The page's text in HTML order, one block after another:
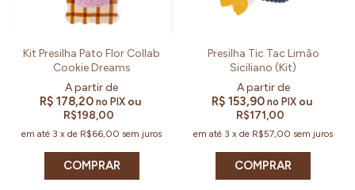
Kit Presilha Pato Flor Collab
Cookie Dreams
R$ 178,20no PIX ou
R$198,00
em até 3 xde R$66,00 sem juros
COMPRAR
Presilha Tic Tac Limão
Siciliano (Kit)
R$ 153,90no PIX ou
R$171,00
em até 3 xde R$57,00 sem juros
COMPRAR